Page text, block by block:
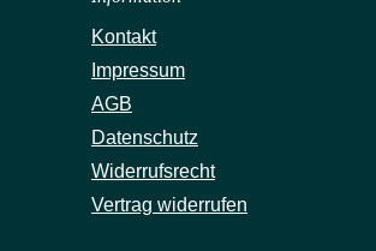
Kontakt
Impressum
AGB
Datenschutz
Widerrufsrecht
Vertrag widerrufen